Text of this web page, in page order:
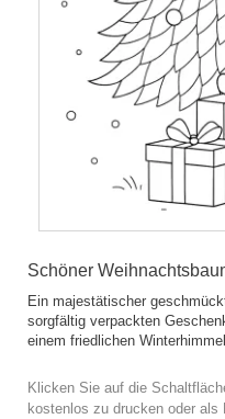
Schöner
Ein majestätischer
sorgfältig verpackten
einem friedlichen
Klicken Sie auf die
kostenlos zu drucken oder als